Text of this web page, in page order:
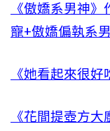
《傲嬌系男神
寵+傲嬌偏執系男
《她看起來很
《花間提壺方